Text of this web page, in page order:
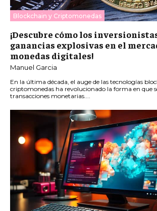
Blockchain y Criptomonedas
¡Descubre cómo los
ganancias explosivas en el
monedas digitales!
Manuel Garcia
En la última década, el auge de las tecnologías
criptomonedas ha revolucionado la forma en que
transacciones monetarias....